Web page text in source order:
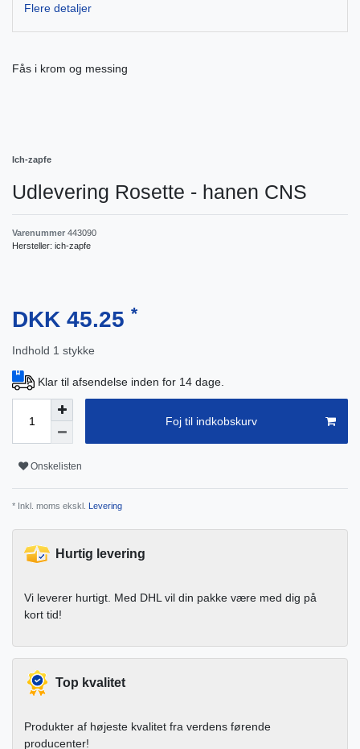
Flere detaljer
Fås i krom og messing
Ich-zapfe
Udlevering Rosette - hanen CNS
Varenummer 443090
Hersteller: ich-zapfe
DKK 45.25 *
Indhold 1 stykke
Klar til afsendelse inden for 14 dage.
Foj til indkobskurv
Onskelisten
* Inkl. moms ekskl. Levering
Hurtig levering
Vi leverer hurtigt. Med DHL vil din pakke være med dig på
kort tid!
Top kvalitet
Produkter af højeste kvalitet fra verdens førende
producenter!